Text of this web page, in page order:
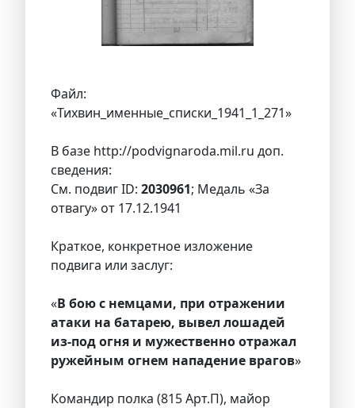
Файл:
«Тихвин_именные_списки_1941_1_271»
В базе http://podvignaroda.mil.ru доп.
сведения:
См. подвиг ID: 2030961; Медаль «За
отвагу» от 17.12.1941
Краткое, конкретное изложение
подвига или заслуг:
«В бою с немцами, при отражении
атаки на батарею, вывел лошадей
из-под огня и мужественно отражал
ружейным огнем нападение врагов»
Командир полка (815 Арт.П), майор